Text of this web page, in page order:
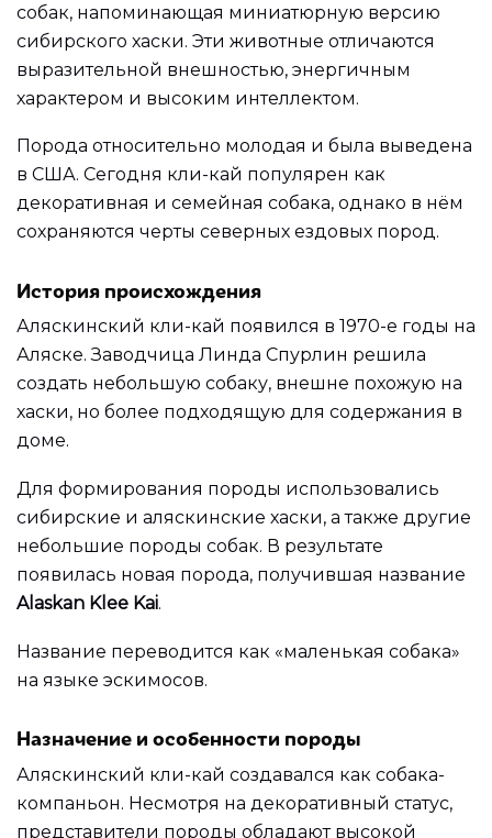
собак, напоминающая миниатюрную версию
сибирского хаски. Эти животные отличаются
выразительной внешностью, энергичным
характером и высоким интеллектом.
Порода относительно молодая и была выведена
в США. Сегодня кли-кай популярен как
декоративная и семейная собака, однако в нём
сохраняются черты северных ездовых пород.
История происхождения
Аляскинский кли-кай появился в 1970-е годы на
Аляске. Заводчица Линда Спурлин решила
создать небольшую собаку, внешне похожую на
хаски, но более подходящую для содержания в
доме.
Для формирования породы использовались
сибирские и аляскинские хаски, а также другие
небольшие породы собак. В результате
появилась новая порода, получившая название
Alaskan Klee Kai.
Название переводится как «маленькая собака»
на языке эскимосов.
Назначение и особенности породы
Аляскинский кли-кай создавался как собака-
компаньон. Несмотря на декоративный статус,
представители породы обладают высокой